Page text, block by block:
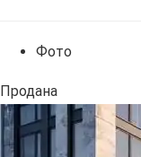
Фото
Продана